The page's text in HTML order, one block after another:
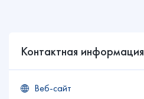
Контактная информация
Веб-сайт